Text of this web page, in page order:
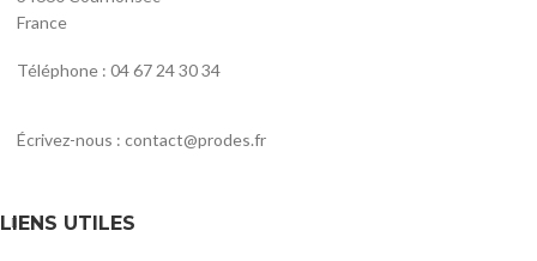
France
Téléphone : 04 67 24 30 34
Écrivez-nous : contact@prodes.fr
LIENS UTILES